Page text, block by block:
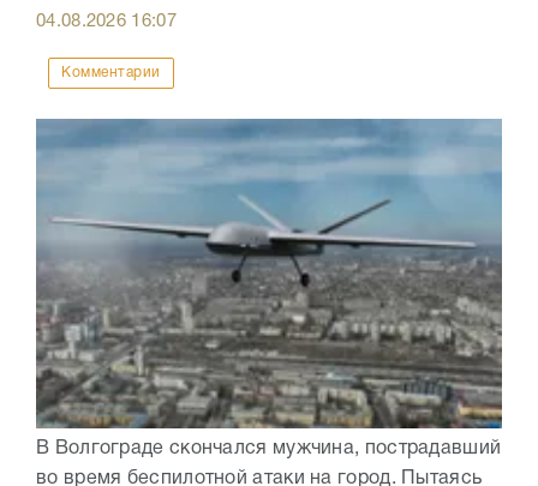
04.08.2026 16:07
Комментарии
В Волгограде скончался мужчина, пострадавший
во время беспилотной атаки на город. Пытаясь